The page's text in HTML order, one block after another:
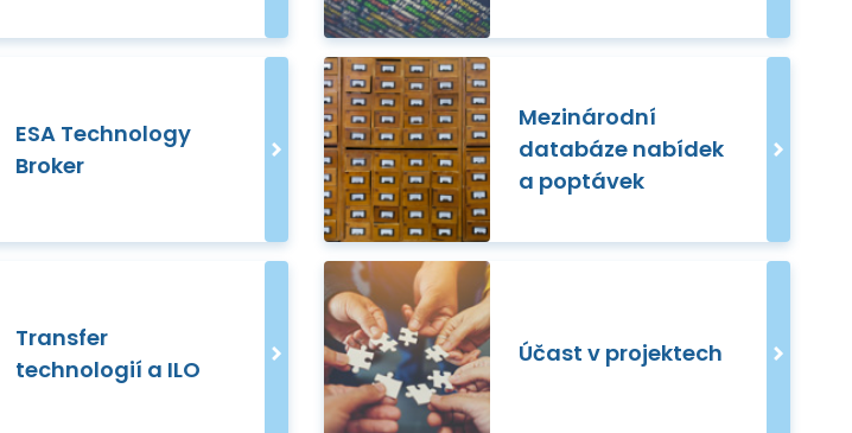
ESA Technology
Broker
Mezinárodní
databáze nabídek
a poptávek
Transfer
technologií a ILO
Účast v projektech